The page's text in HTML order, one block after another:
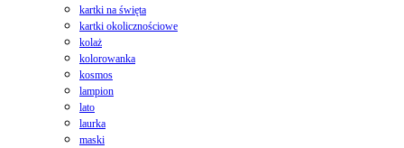
kartki na święta
kartki okolicznościowe
kolaż
kolorowanka
kosmos
lampion
lato
laurka
maski